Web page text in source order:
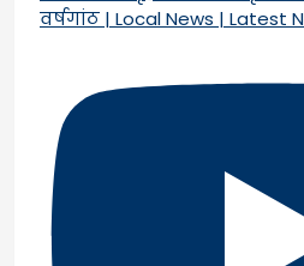
वर्षगांठ | Local News | Latest